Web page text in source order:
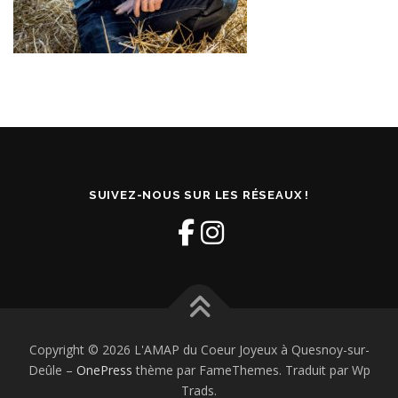
SUIVEZ-NOUS SUR LES RÉSEAUX !
Copyright © 2026 L'AMAP du Coeur Joyeux à Quesnoy-sur-
Deûle – OnePress thème par FameThemes. Traduit par Wp
Trads.